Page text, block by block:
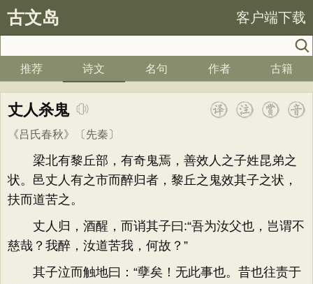
古文岛 客户端下载
推荐 诗文 名句 作者 古籍
丈人杀鬼
《吕氏春秋》 〔先秦〕
梁北有黎丘部，有奇鬼焉，善效人之子姓昆弟之
状。邑丈人有之市而醉归者，黎丘之鬼效其子之状，
扶而道苦之。
丈人归，酒醒，而诮其子曰:“吾为汝父也，岂谓不
慈哉？我醉，汝道苦我，何故？”
其子泣而触地曰：“孽矣！无此事也。昔也往责于